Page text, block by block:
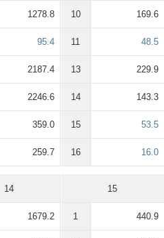
1278.8
95.4
2187.4
2246.6
359.0
259.7
10 169.6
11 48.5
13 229.9
14 143.3
15 53.5
16 16.0
14
1679.2
15
1 440.9